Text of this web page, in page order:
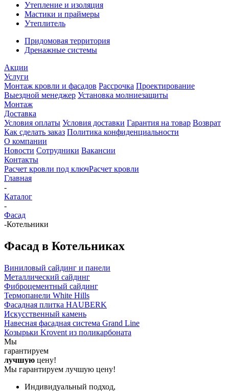
Утепление и изоляция
Мастики и праймеры
Утеплитель
Придомовая территория
Дренажные системы
Акции
Услуги
Монтаж кровли и фасадов Рассрочка Проектирование
Выездной менеджер Установка молниезащиты
Монтаж
Доставка
Условия оплаты Условия доставки Гарантия на товар Возврат
Как сделать заказ Политика конфиденциальности
О компании
Новости Сотрудники Вакансии
Контакты
Расчет кровли под ключРасчет кровли
Главная
-
Каталог
-
Фасад
-Котельники
Фасад в Котельниках
Виниловый сайдинг и панели
Металлический сайдинг
Фиброцементный сайдинг
Термопанели White Hills
Фасадная плитка HAUBERK
Искусственный камень
Навесная фасадная система Grand Line
Козырьки Krovent из поликарбоната
Мы
гарантируем
лучшую цену!
Мы гарантируем лучшую цену!
Индивидуальный подход,